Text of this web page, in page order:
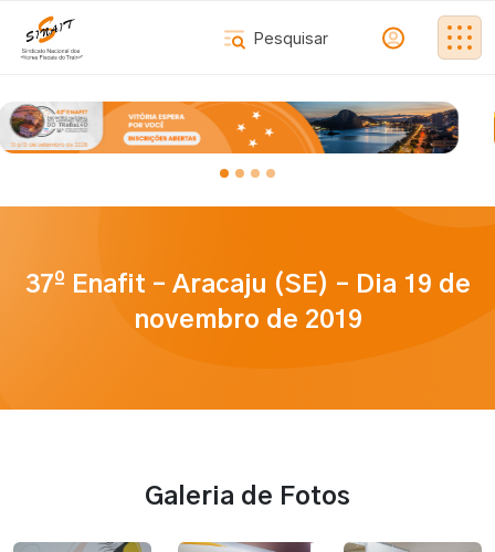
37º Enafit – Aracaju (SE) – Dia 19 de
novembro de 2019
Galeria de Fotos